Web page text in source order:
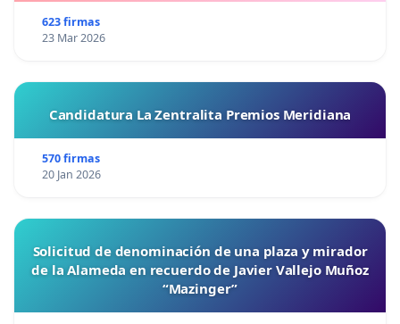
623 firmas
23 Mar 2026
Candidatura La Zentralita Premios Meridiana
570 firmas
20 Jan 2026
Solicitud de denominación de una plaza y mirador
de la Alameda en recuerdo de Javier Vallejo Muñoz
“Mazinger”